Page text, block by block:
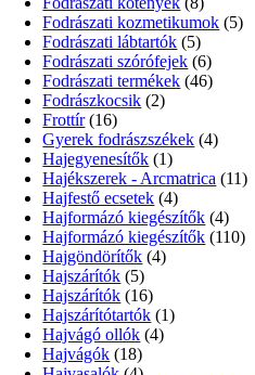
Fodrászati kozmetikumok (5)
Fodrászati lábtartók (5)
Fodrászati szórófejek (6)
Fodrászati termékek (46)
Fodrászkocsik (2)
Frottír (16)
Gyerek fodrászszékek (4)
Hajegyenesítők (1)
Hajékszerek - Arcmatrica (11)
Hajfestő ecsetek (4)
Hajformázó kiegészítők (4)
Hajformázó kiegészítők (110)
Hajgöndörítők (4)
Hajszárítók (5)
Hajszárítók (16)
Hajszárítótartók (1)
Hajvágó ollók (4)
Hajvágók (18)